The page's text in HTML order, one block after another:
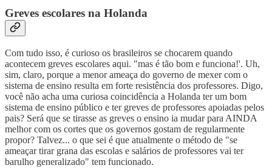
Greves escolares na Holanda
Com tudo isso, é curioso os brasileiros se chocarem quando
acontecem greves escolares aqui. "mas é tão bom e funciona!'. Uh,
sim, claro, porque a menor ameaça do governo de mexer com o
sistema de ensino resulta em forte resistência dos professores. Digo,
você não acha uma curiosa coincidência a Holanda ter um bom
sistema de ensino público e ter greves de professores apoiadas pelos
pais? Será que se tirasse as greves o ensino ia mudar para AINDA
melhor com os cortes que os governos gostam de regularmente
propor? Talvez... o que sei é que atualmente o método de "se
ameaçar tirar grana das escolas e salários de professores vai ter
barulho generalizado" tem funcionado.